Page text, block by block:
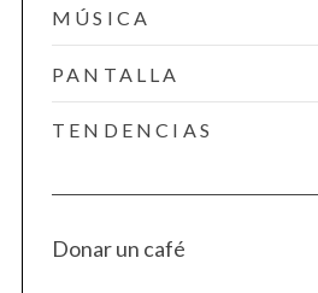
MÚSICA
PANTALLA
TENDENCIAS
Donar un café